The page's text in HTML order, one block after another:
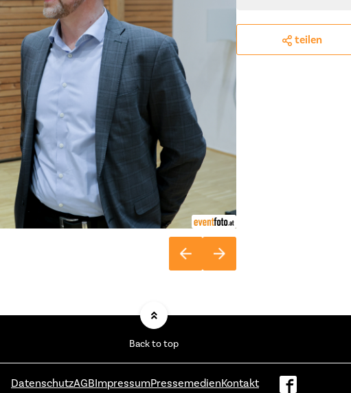
teilen
Back to top
DatenschutzAGBImpressumPressemedienKontakt